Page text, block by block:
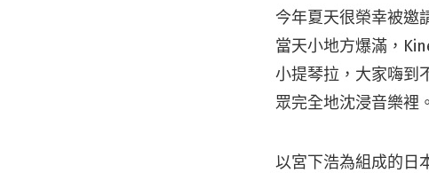
今年夏天很榮幸被邀
當天小地方爆滿，
小提琴拉，大家嗨到
眾完全地沈浸音樂裡。
以宮下浩為組成的日